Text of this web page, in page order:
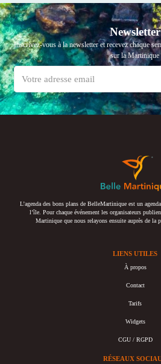
Newsletter
Inscrivez-vous à la newsletter et recevez chaque
sur la Martinique
L’agenda des bons plans de BelleMartinique est un
l’île. Pour chaque événement les organisateurs
Martinique que nous relayons ensuite auprès de la
LIENS UTILES
À propos
Contact
Tarifs
Widgets
CGU / RGPD
RÉSEAUX